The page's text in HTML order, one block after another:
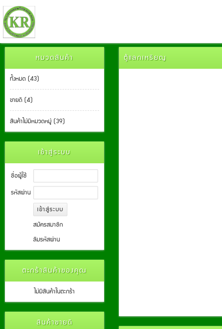
หมวดสินค้า
ทั้งหมด (43)
ขายดี (4)
สินค้าไม่มีหมวดหมู่ (39)
เข้าสู่ระบบ
ชื่อผู้ใช้
รหัสผ่าน
สมัครสมาชิก
ลืมรหัสผ่าน
ตะกร้าสินค้าของคุณ
ไม่มีสินค้าในตะกร้า
สินค้าขายดี
ตู้แลกเหรียญ